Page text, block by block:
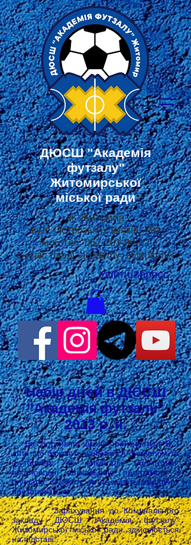
ДЮСШ"Академія
футзалу"
Житомирської
міської ради
Увійти/
м. Житомир
вул. Острозьких князів, 79а
моб.тел:067-201-80-12
e-mail:futsal_academy_zt@ukr.net
Набір дітей в ДЮСШ
"Академія футзалу"
2013 р. н.
До спортивної школи приймаються ВСІ
діти, що бажають займатися футзалом та
футболом, які виконали нормативи,
встановлені навчальною програмою з
футзалу, футболу, та не мають медичних
протипоказань.
Зарахування до Комунального
закладу ДЮСШ "Академія футзалу"
Житомирської міської ради здійснюється
на підставі: